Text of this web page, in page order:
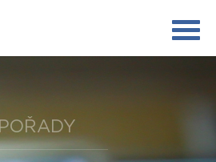
POŘADY